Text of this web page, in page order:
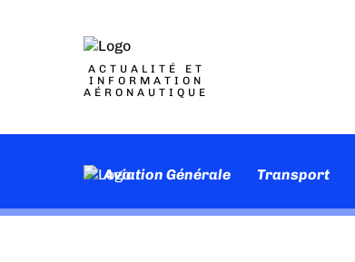
ACTUALITÉ ET
INFORMATION
AÉRONAUTIQUE
Aviation Générale Transport